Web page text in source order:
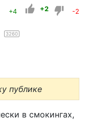
+4 +2 -2
3260
публике
в смокингах,